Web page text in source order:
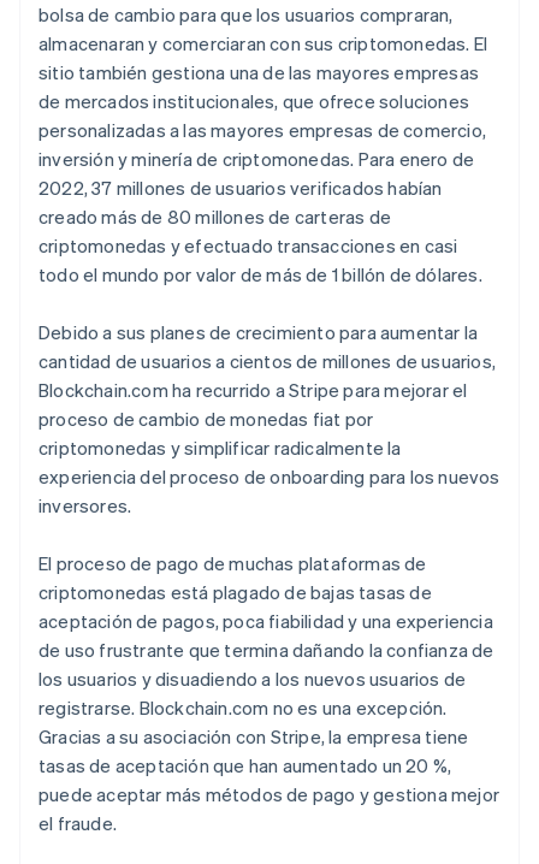
bolsa de cambio para que los usuarios compraran,
almacenaran y comerciaran con sus criptomonedas. El
sitio también gestiona una de las mayores empresas
de mercados institucionales, que ofrece soluciones
personalizadas a las mayores empresas de comercio,
inversión y minería de criptomonedas. Para enero de
2022, 37 millones de usuarios verificados habían
creado más de 80 millones de carteras de
criptomonedas y efectuado transacciones en casi
todo el mundo por valor de más de 1 billón de dólares.
Debido a sus planes de crecimiento para aumentar la
cantidad de usuarios a cientos de millones de usuarios,
Blockchain.com ha recurrido a Stripe para mejorar el
proceso de cambio de monedas fiat por
criptomonedas y simplificar radicalmente la
experiencia del proceso de onboarding para los nuevos
inversores.
El proceso de pago de muchas plataformas de
criptomonedas está plagado de bajas tasas de
aceptación de pagos, poca fiabilidad y una experiencia
de uso frustrante que termina dañando la confianza de
los usuarios y disuadiendo a los nuevos usuarios de
registrarse. Blockchain.com no es una excepción.
Gracias a su asociación con Stripe, la empresa tiene
tasas de aceptación que han aumentado un 20 %,
puede aceptar más métodos de pago y gestiona mejor
el fraude.